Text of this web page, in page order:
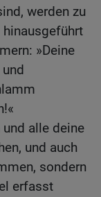
werden zu
»Deine
und alle deine
und auch
sondern
erfasst